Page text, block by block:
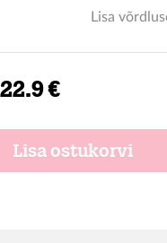
Lisa
22.9 €
Lisa ostukorvi